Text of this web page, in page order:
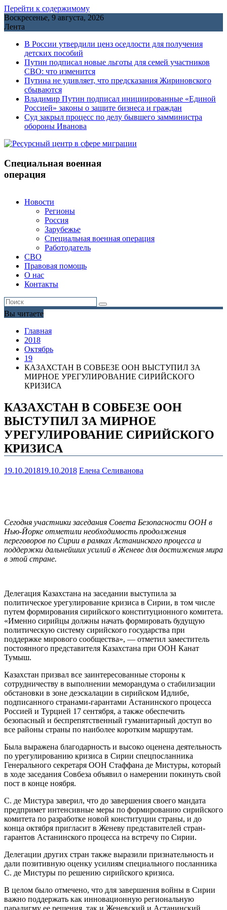
Перейти к содержимому
Воскресенье, 9 августа, 2026
Лента
В России утвердили ценз оседлости для получения
детских пособий
Путин подписал новые льготы для семей участников
СВО: что изменится
Путина не удивляет, что предсказания Жириновского
сбываются
Владимир Путин подписал инициированные «Единой
Россией» законы о защите бизнеса и граждан
Cуд закрыл процесс по делу бывшего замминистра
обороны Иванова
Специальная военная
операция
Новости
Регионы
Россия
Зарубежье
Специальная военная операция
Работодатель
СВО
Правовая помощь
О нас
Контакты
Вы читаете
Главная
2018
Октябрь
19
КАЗАХСТАН В СОВБЕЗЕ ООН ВЫСТУПИЛ ЗА
МИРНОЕ УРЕГУЛИРОВАНИЕ СИРИЙСКОГО
КРИЗИСА
КАЗАХСТАН В СОВБЕЗЕ ООН
ВЫСТУПИЛ ЗА МИРНОЕ
УРЕГУЛИРОВАНИЕ СИРИЙСКОГО
КРИЗИСА
19.10.201819.10.2018 Елена Селиванова
Сегодня участники заседания Совета Безопасности ООН в
Нью-Йорке отметили необходимость продолжения
переговоров по Сирии в рамках Астанинского процесса и
поддержки дальнейших усилий в Женеве для достижения мира
в этой стране.
Делегация Казахстана на заседании выступила за
политическое урегулирование кризиса в Сирии, в том числе
путем формирования сирийского конституционного комитета.
«Именно сирийцы должны начать формировать будущую
политическую систему сирийского государства при
поддержке мирового сообщества», — отметил заместитель
постоянного представителя Казахстана при ООН Канат
Тумыш.
Казахстан призвал все заинтересованные стороны к
сотрудничеству в выполнении меморандума о стабилизации
обстановки в зоне деэскалации в сирийском Идлибе,
подписанного странами-гарантами Астанинского процесса
Россией и Турцией 17 сентября, а также обеспечить
безопасный и беспрепятственный гуманитарный доступ во
все районы страны по наиболее коротким маршрутам.
Была выражена благодарность и высоко оценена деятельность
по урегулированию кризиса в Сирии спецпосланника
Генерального секретаря ООН Стаффана де Мистуры, который
в ходе заседания Совбеза объявил о намерении покинуть свой
пост в конце ноября.
С. де Мистура заверил, что до завершения своего мандата
предпримет интенсивные меры по формированию сирийского
комитета по разработке новой конституции страны, и до
конца октября пригласит в Женеву представителей стран-
гарантов Астанинского процесса на встречу по Сирии.
Делегации других стран также выразили признательность и
дали позитивную оценку усилиям специального посланника
С. де Мистуры по решению сирийского кризиса.
В целом было отмечено, что для завершения войны в Сирии
важно поддержать как инновационную региональную